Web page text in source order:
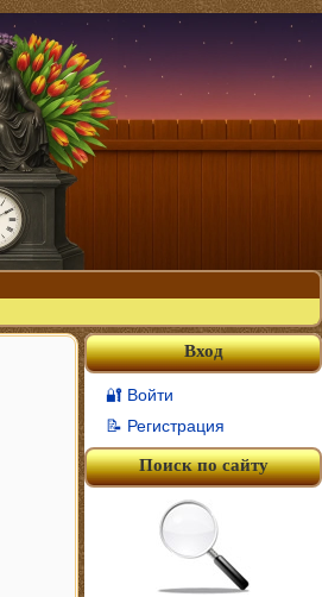
Вход
🔐 Войти
📝 Регистрация
Поиск по сайту